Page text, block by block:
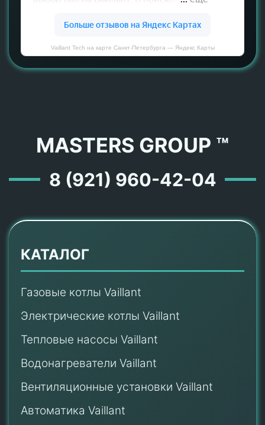
Vaillant Tech на карте Санкт‑Петербурга — Яндекс Карты
MASTERS GROUP ™
8 (921) 960-42-04
КАТАЛОГ
Газовые котлы Vaillant
Электрические котлы Vaillant
Тепловые насосы Vaillant
Водонагреватели Vaillant
Вентиляционные установки Vaillant
Автоматика Vaillant